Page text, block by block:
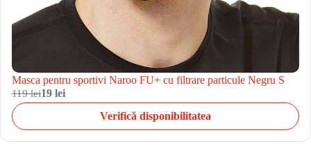
Masca pentru sportivi Naroo FU+ cu filtrare particule Negru S
119 lei19 lei
Verifică disponibilitatea